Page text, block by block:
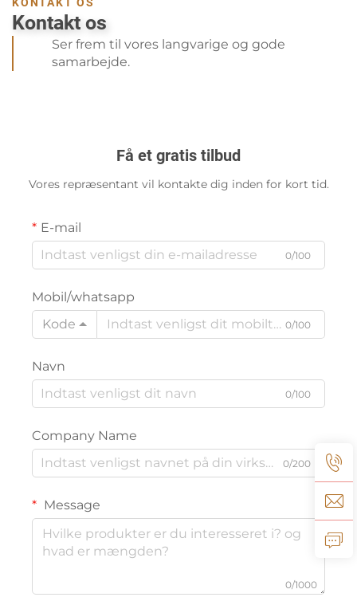
Kontakt os
Ser frem til vores langvarige og gode
samarbejde.
Få et gratis tilbud
Vores repræsentant vil kontakte dig inden for kort tid.
E-mail
0/100
Mobil/whatsapp
Kode
0/100
Navn
0/100
Company Name
0/200
Message
0/1000